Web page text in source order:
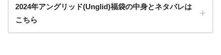
2024年アングリッド(Unglid)福袋の中身とネタバレは
こちら